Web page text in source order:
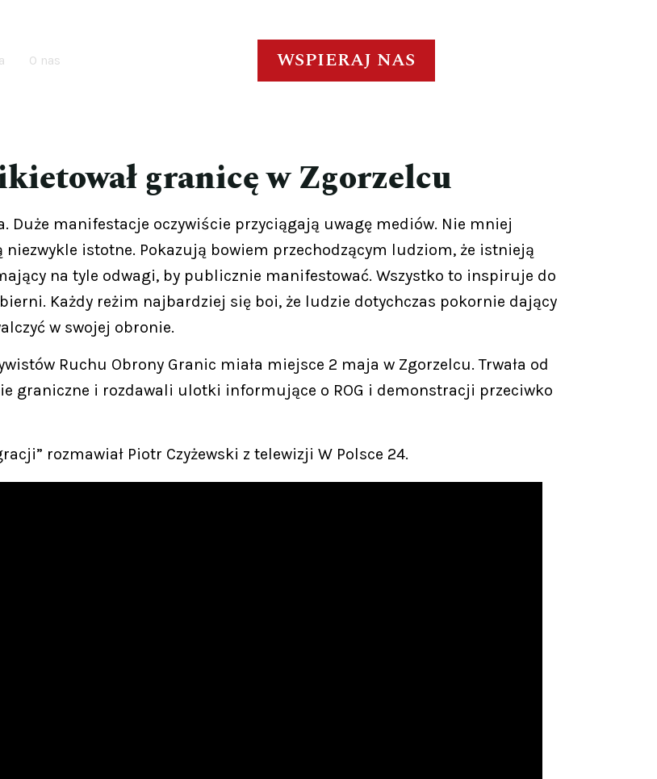
O nas WSPIERAJ NAS
granicę w Zgorzelcu
Duże manifestacje oczywiście przyciągają uwagę mediów. Nie mniej
istotne. Pokazują bowiem przechodzącym ludziom, że istnieją
na tyle odwagi, by publicznie manifestować. Wszystko to inspiruje do
Każdy reżim najbardziej się boi, że ludzie dotychczas pokornie dający
w swojej obronie.
Ruchu Obrony Granic miała miejsce 2 maja w Zgorzelcu. Trwała od
graniczne i rozdawali ulotki informujące o ROG i demonstracji przeciwko
rozmawiał Piotr Czyżewski z telewizji W Polsce 24.